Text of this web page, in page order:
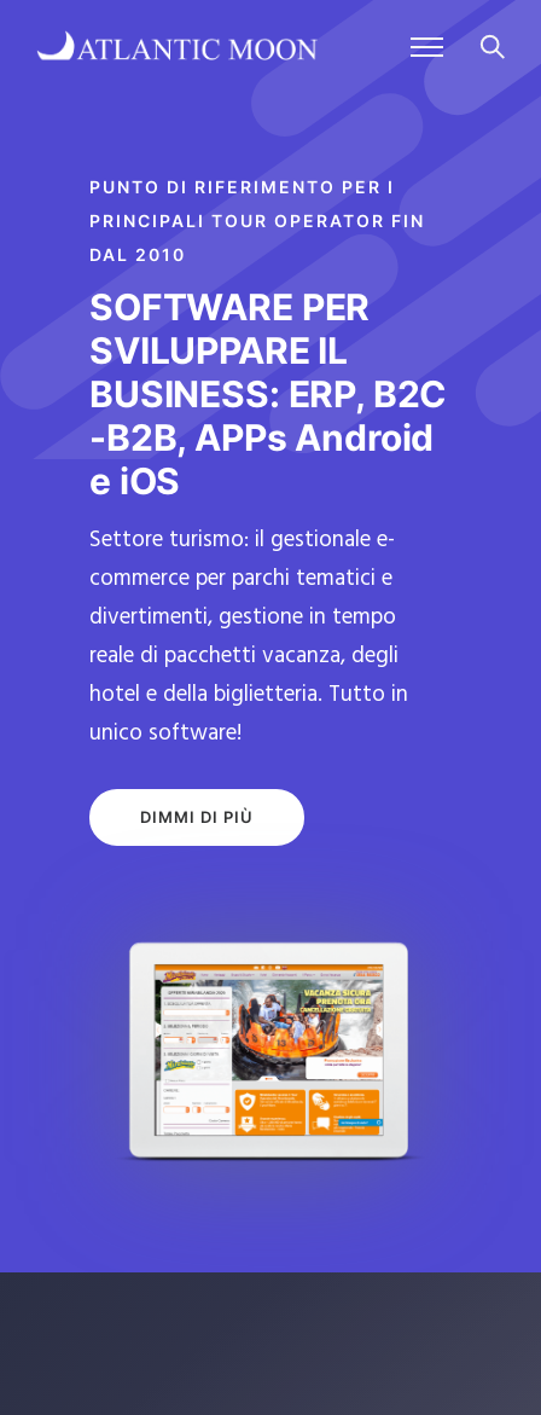
PUNTO DI RIFERIMENTO PER I
PRINCIPALI TOUR OPERATOR FIN
DAL 2010
SOFTWARE PER
SVILUPPARE IL
BUSINESS: ERP, B2C
-B2B, APPs Android
e iOS
Settore turismo: il gestionale e-
commerce per parchi tematici e
divertimenti, gestione in tempo
reale di pacchetti vacanza, degli
hotel e della biglietteria. Tutto in
unico software!
DIMMI DI PIÙ